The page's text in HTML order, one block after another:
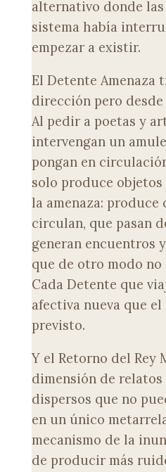
alternativo donde
sistema había
empezar a existir.
El Detente Amenaza
dirección pero
Al pedir a poetas y
intervengan un
pongan en
solo produce
la amenaza: produce
circulan, que pasan
generan encuentros
que de otro modo
Cada Detente que
afectiva nueva que
previsto.
Y el Retorno del Rey
dimensión de
dispersos que no
en un único
mecanismo de la
de producir más